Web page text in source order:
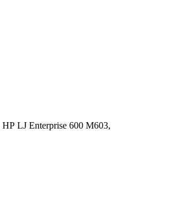
HP LJ Enterprise 600 M603,